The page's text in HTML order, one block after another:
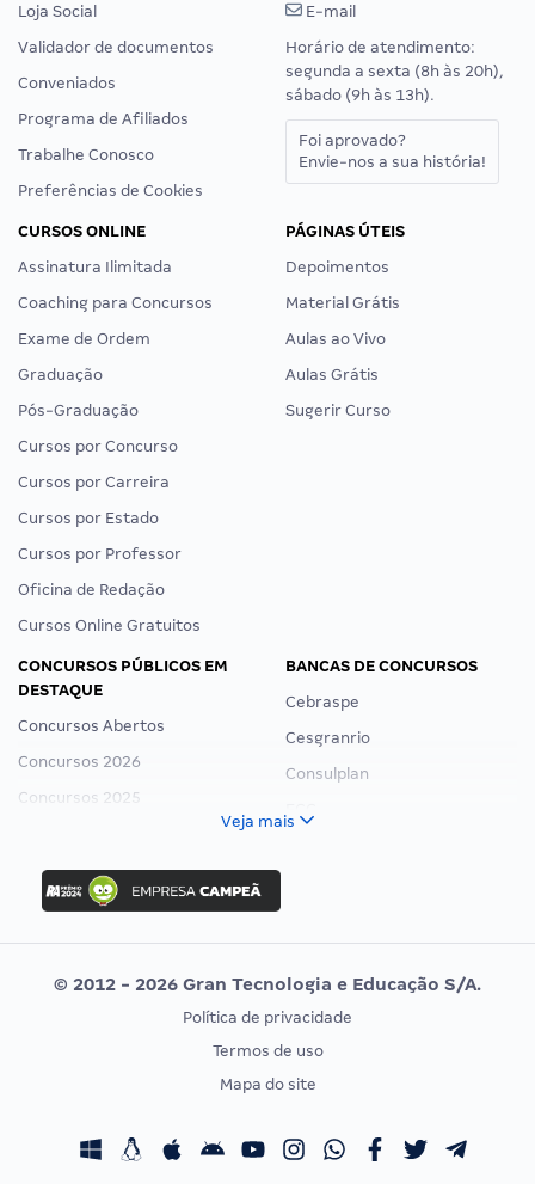
Loja Social
Validador de documentos
Conveniados
Programa de Afiliados
Trabalhe Conosco
Preferências de Cookies
E-mail
Horário de atendimento:
segunda a sexta (8h às 20h),
sábado (9h às 13h).
Foi aprovado?
Envie-nos a sua história!
CURSOS ONLINE
Assinatura Ilimitada
Coaching para Concursos
Exame de Ordem
Graduação
Pós-Graduação
Cursos por Concurso
Cursos por Carreira
Cursos por Estado
Cursos por Professor
Oficina de Redação
Cursos Online Gratuitos
PÁGINAS ÚTEIS
Depoimentos
Material Grátis
Aulas ao Vivo
Aulas Grátis
Sugerir Curso
CONCURSOS PÚBLICOS EM
DESTAQUE
Concursos Abertos
Concursos 2026
Concursos 2025
Concurso Nacional Unificado
Concurso Ibama
Concurso MPU
Editais publicados
BANCAS DE CONCURSOS
Cebraspe
Cesgranrio
Consulplan
Vunesp
CONCURSOS POR PROFISSÃO
Concursos Fiscais
EXAME DE ORDEM
Calendário OAB
Veja mais
© 2012 - 2026 Gran Tecnologia e Educação S/A.
Política de privacidade
Termos de uso
Mapa do site